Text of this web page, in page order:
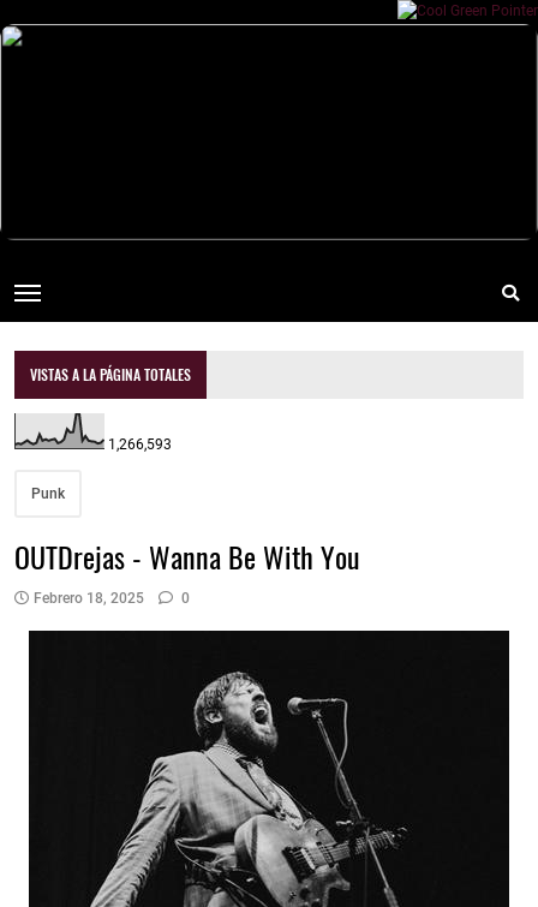
VISTAS A LA PÁGINA TOTALES
1,266,593
Punk
OUTDrejas - Wanna Be With You
Febrero 18, 2025 0